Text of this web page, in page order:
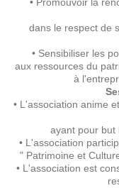
dans le respect de
• Sensibiliser les
aux ressources du
à
• L'association anime
ayant pour but
• L'association
" Patrimoine et
• L'association est